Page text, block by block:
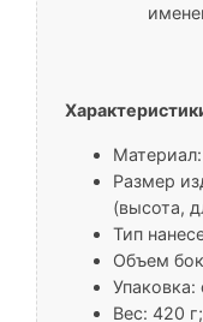
Размер
(высота,
Тип
Объем
Упаковка:
Вес: 420 г;